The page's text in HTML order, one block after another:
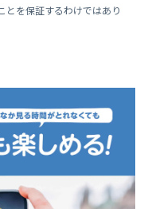
を保証するわけではあり